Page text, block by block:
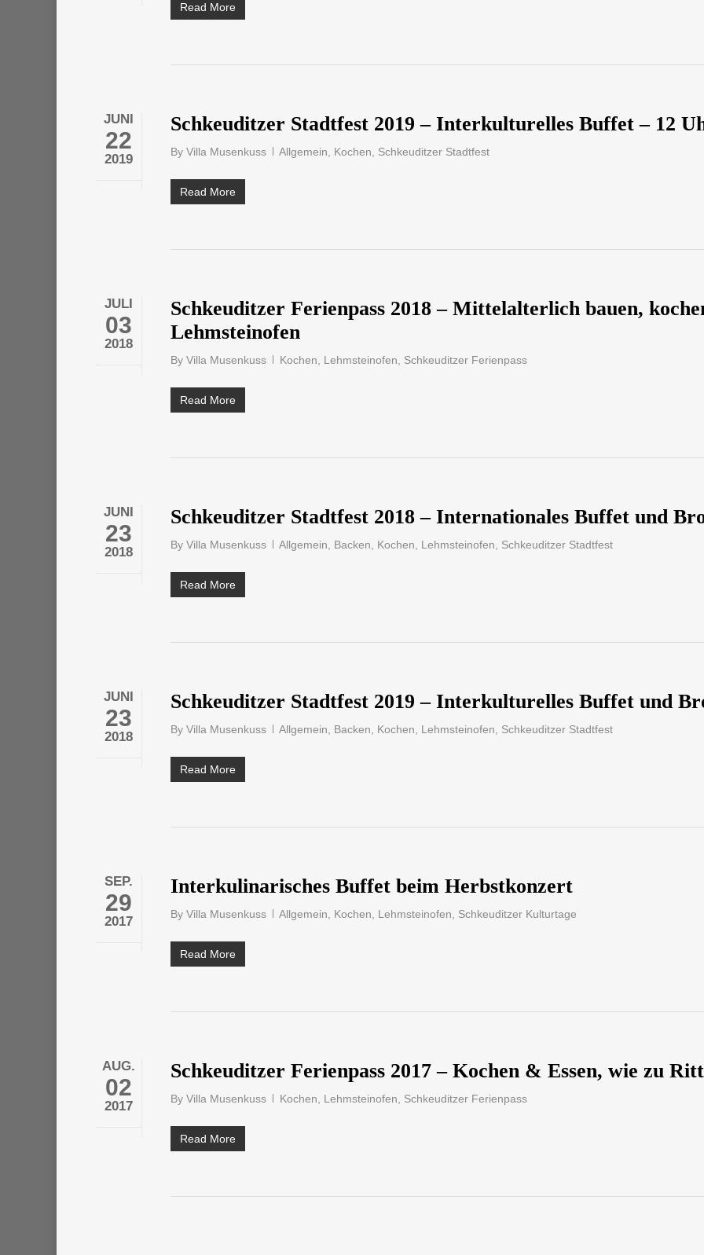
Read More
JUNI
22
2019
Schkeuditzer Stadtfest 2019 – Interkulturelles Buffet – 12
By Villa Musenkuss Allgemein Kochen Schkeuditzer Stadtfest
Read More
JULI
03
2018
Schkeuditzer Ferienpass 2018 – Mittelalterlich bauen,
Lehmsteinofen
By Villa Musenkuss Kochen Lehmsteinofen Schkeuditzer Ferienpass
Read More
JUNI
23
2018
Schkeuditzer Stadtfest 2018 – Internationales Buffet und
By Villa Musenkuss Allgemein Backen Kochen Lehmsteinofen Schkeuditzer Stadtfest
Read More
JUNI
23
2018
Schkeuditzer Stadtfest 2019 – Interkulturelles Buffet und
By Villa Musenkuss Allgemein Backen Kochen Lehmsteinofen Schkeuditzer Stadtfest
Read More
SEP.
29
2017
Interkulinarisches Buffet beim Herbstkonzert
By Villa Musenkuss Allgemein Kochen Lehmsteinofen Schkeuditzer Kulturtage
Read More
AUG.
02
2017
Schkeuditzer Ferienpass 2017 – Kochen & Essen, wie zu
By Villa Musenkuss Kochen Lehmsteinofen Schkeuditzer Ferienpass
Read More